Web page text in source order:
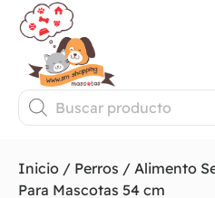
Inicio / Perros / Alimento
Para Mascotas 54 cm